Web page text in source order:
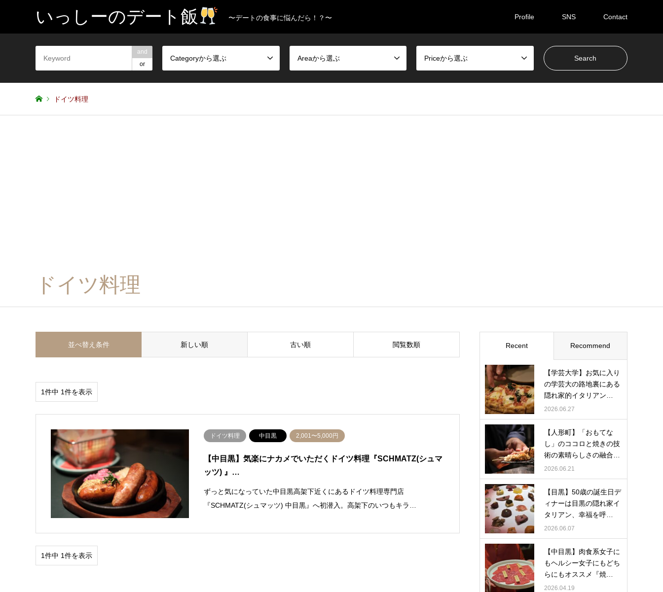
いっしーのデート飯 〜デートの食事に悩んだら！？〜 Profile SNS Contact
and
or
Categoryから選ぶ Areaから選ぶ Priceから選ぶ
ドイツ料理
ドイツ料理
並べ替え条件 新しい順 古い順 閲覧数順
1件中 1件を表示
ドイツ料理 中目黒 2,001〜5,000円
【中目黒】気楽にナカメでいただくドイツ料理『SCHMATZ(シュマ
ッツ) 』…
ずっと気になっていた中目黒高架下近くにあるドイツ料理専門店
『SCHMATZ(シュマッツ) 中目黒』へ初潜入。高架下のいつもキラ…
1件中 1件を表示
Recent Recommend
【学芸大学】お気に入り
の学芸大の路地裏にある
隠れ家的イタリアン…
2026.06.27
【人形町】「おもてな
し」のココロと焼きの技
術の素晴らしさの融合…
2026.06.21
【目黒】50歳の誕生日デ
ィナーは目黒の隠れ家イ
タリアン、幸福を呼…
2026.06.07
【中目黒】肉食系女子に
もヘルシー女子にもどち
らにもオススメ『焼…
2026.04.19